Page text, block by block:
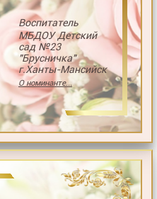
Воспитатель
МБДОУ Детский
сад №23
"Брусничка"
г.Ханты-Мансийск
О номинанте...